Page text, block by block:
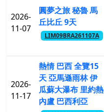
2026-
11-07
圓夢之旅 秘魯 馬
丘比丘 9天
LIM09BRA261107A
2026-
11-17
熱情 巴西 全覽15
天 亞馬遜雨林 伊
瓜蘇大瀑布 里約熱
內盧 巴西利亞